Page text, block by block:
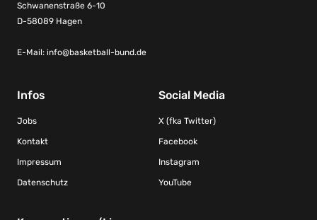
Schwanenstraße 6-10
D-58089 Hagen
E-Mail: info@basketball-bund.de
Infos
Jobs
Kontakt
Impressum
Datenschutz
Social Media
X (fka Twitter)
Facebook
Instagram
YouTube